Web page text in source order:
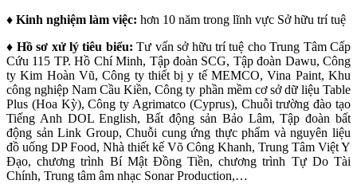
♦ Kinh nghiệm làm việc: hơn 10 năm trong lĩnh vực Sở hữu trí tuệ
♦ Hồ sơ xử lý tiêu biểu: Tư vấn sở hữu trí tuệ cho Trung Tâm Cấp
Cứu 115 TP. Hồ Chí Minh, Tập đoàn SCG, Tập đoàn Dawu, Công
ty Kim Hoàn Vũ, Công ty thiết bị y tế MEMCO, Vina Paint, Khu
công nghiệp Nam Cầu Kiền, Công ty phần mềm cơ sở dữ liệu Table
Plus (Hoa Kỳ), Công ty Agrimatco (Cyprus), Chuỗi trường đào tạo
Tiếng Anh DOL English, Bất động sản Bảo Lâm, Tập đoàn bất
động sản Link Group, Chuỗi cung ứng thực phẩm và nguyên liệu
đồ uống DP Food, Nhà thiết kế Võ Công Khanh, Trung Tâm Việt Y
Đạo, chương trình Bí Mật Đồng Tiền, chương trình Tự Do Tài
Chính, Trung tâm âm nhạc Sonar Production,…